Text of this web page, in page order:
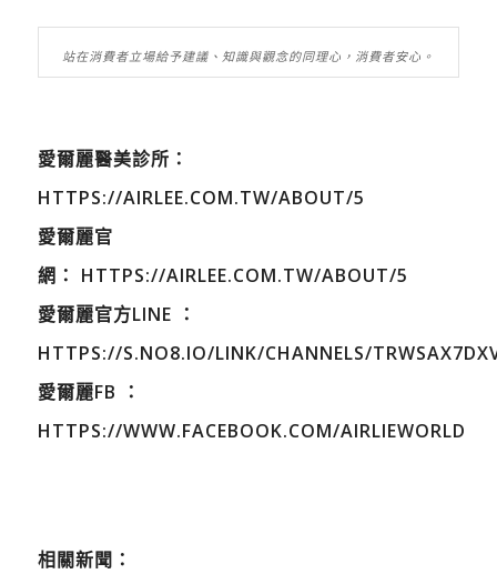
站在消費者立場給予建議、知識與觀念的同理心，消費者安心。
愛爾麗醫美診所：
HTTPS://AIRLEE.COM.TW/ABOUT/5
愛爾麗官
網： HTTPS://AIRLEE.COM.TW/ABOUT/5
愛爾麗官方LINE ：
HTTPS://S.NO8.IO/LINK/CHANNELS/
愛爾麗FB ：
HTTPS://WWW.FACEBOOK.COM/AIRLIEWORLD
相關新聞：